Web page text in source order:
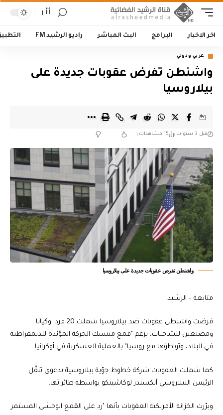
أأ
اخر الاخبار البرامج البث المباشر راديو الرشيد FM
عربي ودولي
واشنطن تفرض عقوبات جديدة على
بيلاروسيا
قبل 3 سنوات 15 مشاهدات
واشنطن تفرض عقوبات جديدة على بيلاروسيا
متابعة – الرشيد
فرضت واشنطن عقوبات ضد بيلاروسيا شملت 20 فردا وكيانا
ومصنعين للشاحنات، بزعم "قمع مينسك الحركة المؤيّدة للديمقراطية
في البلاد، وتواطؤها مع روسيا" بالعملية العسكرية في أوكرانيا.
كما شملت العقوبات شركة خطوط جوّية بيلاروسية بدعوى تنقّل
الرئيس البيلاروسي ألكسندر لوكاشينكو بواسطة طائراتها.
وبرّرت الخزانة الأمريكية العقوبات بأنها "رد على القمع الوحشي المستمر